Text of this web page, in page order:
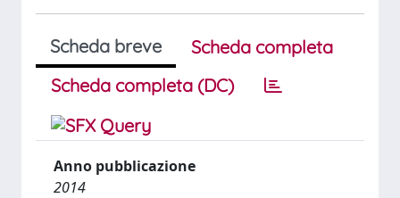
Scheda breve
Scheda completa
Scheda completa (DC)
Anno pubblicazione
2014